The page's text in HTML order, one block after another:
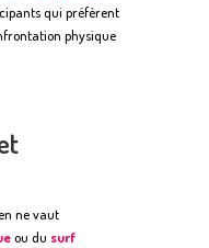
qui préfèrent
physique
ne vaut
ou du surf